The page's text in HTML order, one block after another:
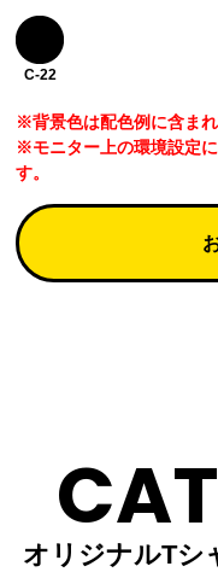
C-22
※背景色は配色例に含まれ
※モニター上の環境設定
す。
オリジナルTシ